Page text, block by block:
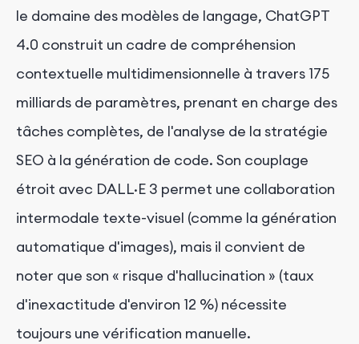
le domaine des modèles de langage, ChatGPT
4.0 construit un cadre de compréhension
contextuelle multidimensionnelle à travers 175
milliards de paramètres, prenant en charge des
tâches complètes, de l'analyse de la stratégie
SEO à la génération de code. Son couplage
étroit avec DALL·E 3 permet une collaboration
intermodale texte-visuel (comme la génération
automatique d'images), mais il convient de
noter que son « risque d'hallucination » (taux
d'inexactitude d'environ 12 %) nécessite
toujours une vérification manuelle.